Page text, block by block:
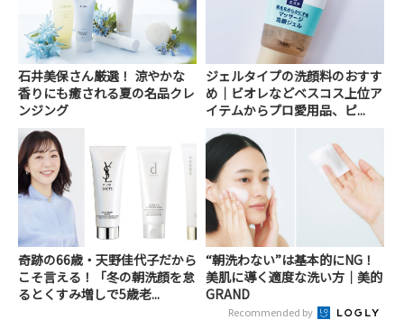
石井美保さん厳選！ 涼やかな
香りにも癒される夏の名品クレ
ンジング
ジェルタイプの洗顔料のおすす
め｜ビオレなどベスコス上位ア
イテムからプロ愛用品、ピ...
奇跡の66歳・天野佳代子だから
こそ言える！「冬の朝洗顔を怠
るとくすみ増しで5歳老...
“朝洗わない”は基本的にNG！
美肌に導く適度な洗い方｜美的
GRAND
Recommended by